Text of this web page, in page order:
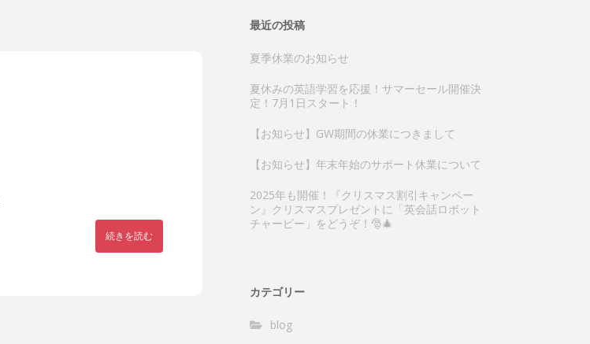
続きを読む
最近の投稿
夏季休業のお知らせ
夏休みの英語学習を応援！サマーセール開催決
定！7月1日スタート！
【お知らせ】GW期間の休業につきまして
【お知らせ】年末年始のサポート休業について
2025年も開催！『クリスマス割引キャンペー
ン』クリスマスプレゼントに「英会話ロボット
チャーピー」をどうぞ！🎅🎄
カテゴリー
blog